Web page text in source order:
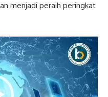
menjadi peraih peringkat